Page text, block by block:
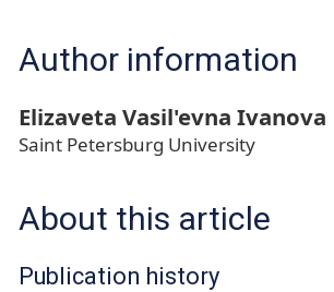
Author information
Elizaveta Vasil'evna Ivanova
Saint Petersburg University
About this article
Publication history